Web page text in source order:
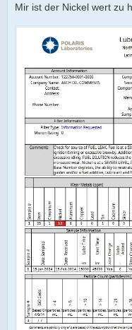
Mir ist der Nickel wert zu